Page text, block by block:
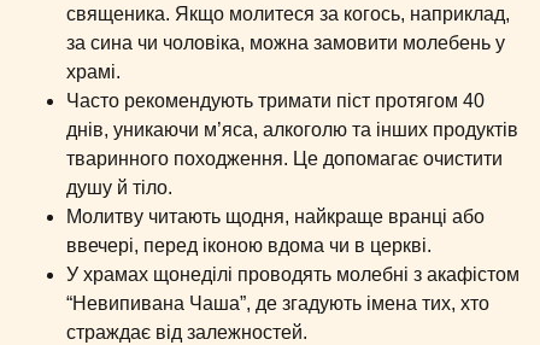
священика. Якщо молитеся за когось, наприклад,
за сина чи чоловіка, можна замовити молебень у
храмі.
Часто рекомендують тримати піст протягом 40
днів, уникаючи м’яса, алкоголю та інших продуктів
тваринного походження. Це допомагає очистити
душу й тіло.
Молитву читають щодня, найкраще вранці або
ввечері, перед іконою вдома чи в церкві.
У храмах щонеділі проводять молебні з акафістом
“Невипивана Чаша”, де згадують імена тих, хто
страждає від залежностей.